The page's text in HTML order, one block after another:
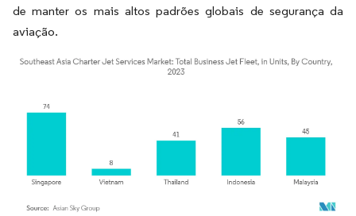
de manter os mais altos padrões globais de segurança da
aviação.